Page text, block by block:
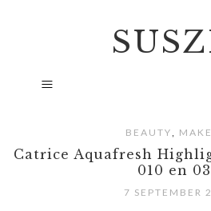
BEAUTY ,
Catrice Aquafresh
010 en
7 SEPTEMBER